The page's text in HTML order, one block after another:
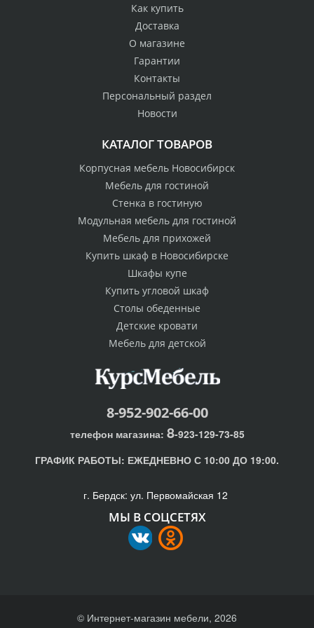
Как купить
Доставка
О магазине
Гарантии
Контакты
Персональный раздел
Новости
КАТАЛОГ ТОВАРОВ
Корпусная мебель Новосибирск
Мебель для гостиной
Стенка в гостиную
Модульная мебель для гостиной
Мебель для прихожей
Купить шкаф в Новосибирске
Шкафы купе
Купить угловой шкаф
Столы обеденные
Детские кровати
Мебель для детской
8-952-902-66-00
телефон магазина: 8-923-129-73-85
ГРАФИК РАБОТЫ: ЕЖЕДНЕВНО С 10:00 ДО 19:00.
г. Бердск: ул. Первомайская 12
МЫ В СОЦСЕТЯХ
© Интернет-магазин мебели, 2026